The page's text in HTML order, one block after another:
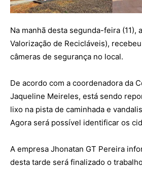
Na manhã desta segunda-feira (11),
Valorização de Recicláveis),
câmeras de segurança no local.
De acordo com a coordenadora da
Jaqueline Meireles, está sendo
lixo na pista de caminhada e
Agora será possível identificar os
A empresa Jhonatan GT Pereira
desta tarde será finalizado o